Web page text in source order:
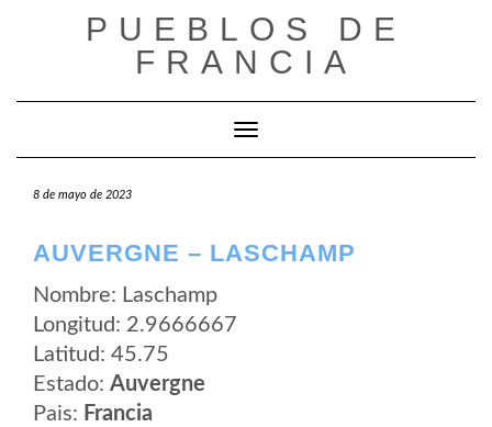
PUEBLOS DE
FRANCIA
Cambiar modo de navegación
8 de mayo de 2023
AUVERGNE – LASCHAMP
Nombre: Laschamp
Longitud: 2.9666667
Latitud: 45.75
Estado: Auvergne
Pais: Francia